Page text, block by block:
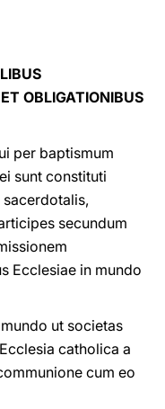
OBLIGATIONIBUS
per baptismum
sunt constituti
secundum
Ecclesiae in mundo
ut societas
catholica a
cum eo